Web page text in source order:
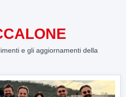
e gli aggiornamenti della